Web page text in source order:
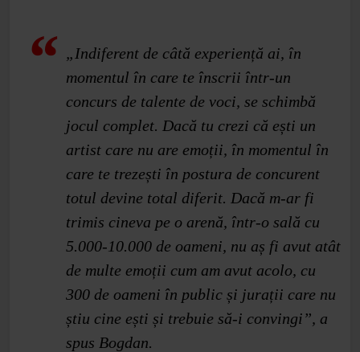
„Indiferent de câtă experiență ai, în
momentul în care te înscrii într-un
concurs de talente de voci, se schimbă
jocul complet. Dacă tu crezi că ești un
artist care nu are emoții, în momentul în
care te trezești în postura de concurent
totul devine total diferit. Dacă m-ar fi
trimis cineva pe o arenă, într-o sală cu
5.000-10.000 de oameni, nu aș fi avut atât
de multe emoții cum am avut acolo, cu
300 de oameni în public și jurații care nu
știu cine ești și trebuie să-i convingi”, a
spus Bogdan.